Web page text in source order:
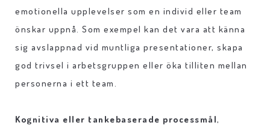
emotionella upplevelser som en individ eller team
önskar uppnå. Som exempel kan det vara att känna
sig avslappnad vid muntliga presentationer, skapa
god trivsel i arbetsgruppen eller öka tilliten mellan
personerna i ett team.
Kognitiva eller tankebaserade processmål,